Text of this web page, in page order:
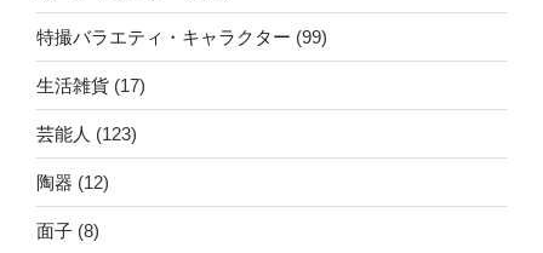
特撮バラエティ・キャラクター (99)
生活雑貨 (17)
芸能人 (123)
陶器 (12)
面子 (8)